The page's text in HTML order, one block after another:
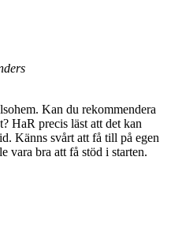
Kan du rekommendera
HaR precis läst att det kan
Känns svårt att få till på egen
vara bra att få stöd i starten.